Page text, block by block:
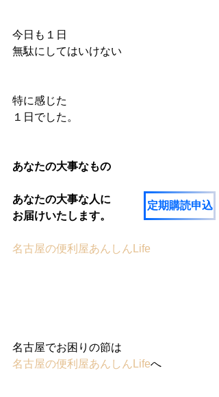
今日も１日
無駄にしてはいけない
特に感じた
１日でした。
あなたの大事なもの
あなたの大事な人に
お届けいたします。
名古屋の便利屋あんしんLife
名古屋でお困りの節は
名古屋の便利屋あんしんLifeへ
定期購読申込